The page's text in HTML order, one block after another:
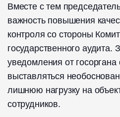
Вместе с тем
важность повышения
контроля со стороны
государственного
уведомления от
выставляться
лишнюю нагрузку на
сотрудников.